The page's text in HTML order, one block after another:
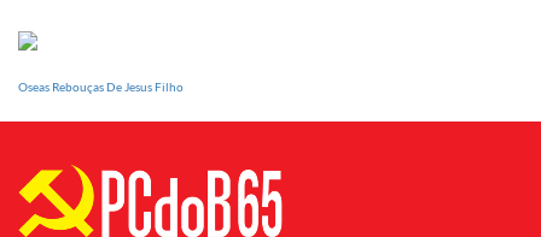
Oseas Rebouças De Jesus Filho